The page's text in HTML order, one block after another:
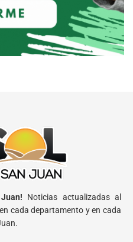
Noticias actualizadas al
cada departamento y en cada